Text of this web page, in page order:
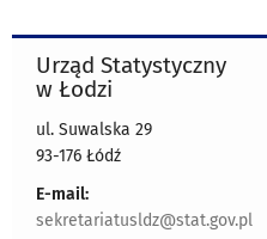
Urząd Statystyczny
w Łodzi
ul. Suwalska 29
93-176 Łódź
E-mail:
sekretariatusldz@stat.gov.pl